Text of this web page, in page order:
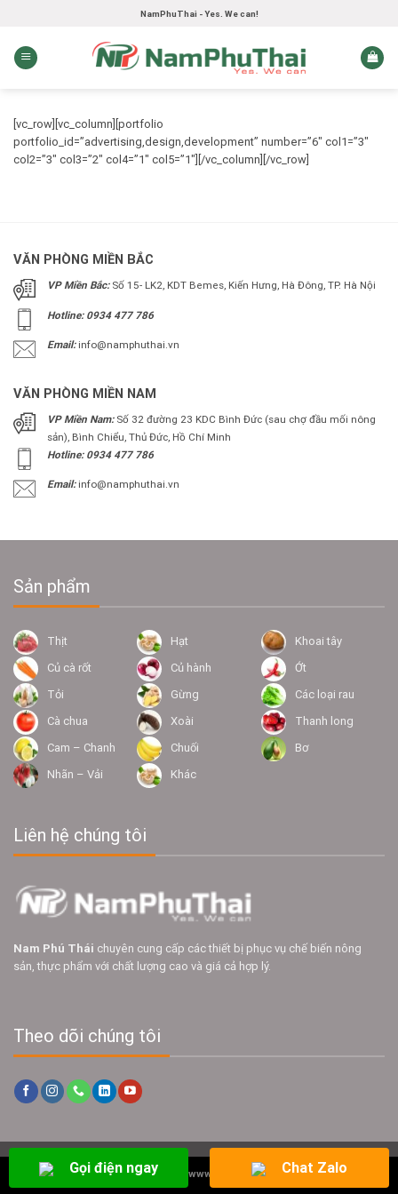
content
NamPhuThai - Yes. We can!
[vc_row][vc_column][portfolio
portfolio_id=”advertising,design,development” number=”6″ col1=”3″
col2=”3″ col3=”2″ col4=”1″ col5=”1″][/vc_column][/vc_row]
Chat Zalo
Gọi điện ngay
VĂN PHÒNG MIỀN BẮC
VP Miền Bắc:Số 15- LK2, KDT Bemes, Kiến Hưng, Hà Đông, TP. Hà Nội
Hotline: 0934 477 786
Email: info@namphuthai.vn
VĂN PHÒNG MIỀN NAM
VP Miền Nam:Số 32 đường 23 KDC Bình Đức (sau chợ đầu mối nông
sản), Bình Chiểu, Thủ Đức, Hồ Chí Minh
Hotline: 0934 477 786
Email:info@namphuthai.vn
Sản phẩm
Thịt Hạt
Khoai tây
Củ cà rốt
Củ hành
Ớt
Tỏi
Gừng
Các loại rau
Cà chua
Xoài
Thanh long
Cam – Chanh
Chuối
Bơ
Nhãn – Vải
Khác
Liên hệ chúng tôi
Nam Phú Thái chuyên cung cấp các thiết bị phục vụ chế biến nông
sản, thực phẩm với chất lượng cao và giá cả hợp lý.
Theo dõi chúng tôi
Copyright 2026 © www.namphuthai.com